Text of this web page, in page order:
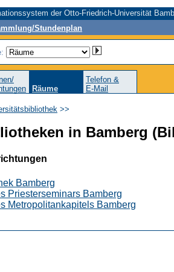
der Otto-Friedrich-Universität
Stundenplan
Räume
Telefon &
E-Mail
>>
in Bamberg
Bamberg
Priesterseminars Bamberg
Metropolitankapitels Bamberg